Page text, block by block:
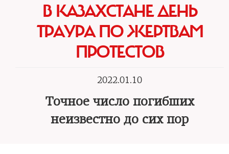
В КАЗАХСТАНЕ ДЕНЬ
ТРАУРА ПО ЖЕРТВАМ
ПРОТЕСТОВ
2022.01.10
Точное число погибших
неизвестно до сих пор